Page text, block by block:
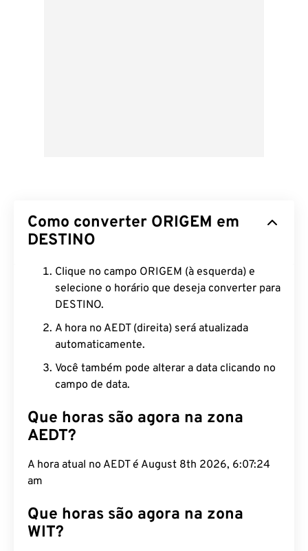
Como converter ORIGEM em
DESTINO
Clique no campo ORIGEM (à esquerda) e
selecione o horário que deseja converter para
DESTINO.
A hora no AEDT (direita) será atualizada
automaticamente.
Você também pode alterar a data clicando no
campo de data.
Que horas são agora na zona
AEDT?
A hora atual no AEDT é August 8th 2026, 6:07:25
am
Que horas são agora na zona
WIT?